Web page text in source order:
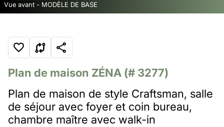
Vue avant - MODÈLE DE BASE
Plan de maison ZÉNA (# 3277)
Plan de maison de style Craftsman, salle
de séjour avec foyer et coin bureau,
chambre maître avec walk-in